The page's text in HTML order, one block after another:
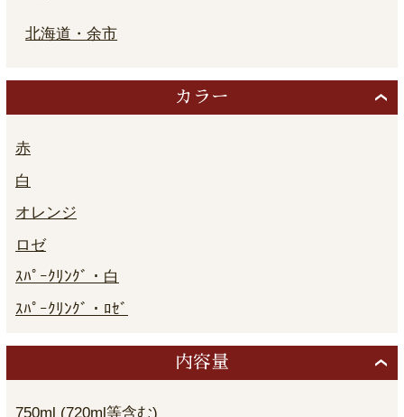
北海道・余市
カラー
赤
白
オレンジ
ロゼ
ｽﾊﾟｰｸﾘﾝｸﾞ・白
ｽﾊﾟｰｸﾘﾝｸﾞ・ﾛｾﾞ
内容量
750ml (720ml等含む)